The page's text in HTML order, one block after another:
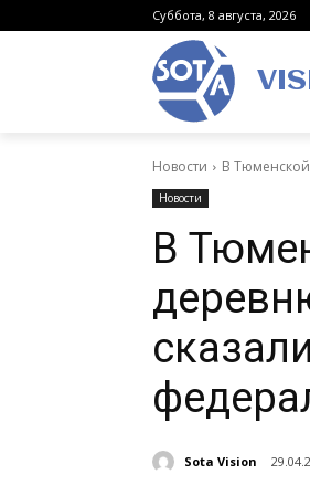
Суббота, 8 августа, 2026
Новости В
Новости
В
Sota Vision